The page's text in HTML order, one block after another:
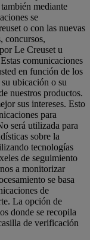
mediante
se
o con las nuevas
concursos,
Le Creuset u
comunicaciones
en función de los
ubicación o su
nuestros productos.
sus intereses. Esto
para
será utilizada para
sobre la
tecnologías
de seguimiento
a monitorizar
se basa
de
La opción de
donde se recopila
de verificación